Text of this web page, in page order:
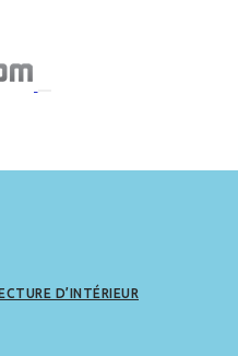
D’INTÉRIEUR